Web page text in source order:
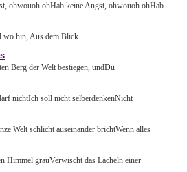
ohwouoh ohHab keine Angst, ohwouoh ohHab
wo hin, Aus dem Blick
Berg der Welt bestiegen, undDu
nichtIch soll nicht selberdenkenNicht
Welt schlicht auseinander brichtWenn alles
Himmel grauVerwischt das Lächeln einer